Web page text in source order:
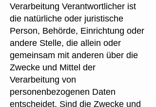
Verarbeitung Verantwortlicher ist
die natürliche oder juristische
Person, Behörde, Einrichtung oder
andere Stelle, die allein oder
gemeinsam mit anderen über die
Zwecke und Mittel der
Verarbeitung von
personenbezogenen Daten
entscheidet. Sind die Zwecke und